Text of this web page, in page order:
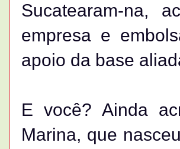
Sucatearam-na,
empresa e
apoio da base
E você? Ainda
Marina, que